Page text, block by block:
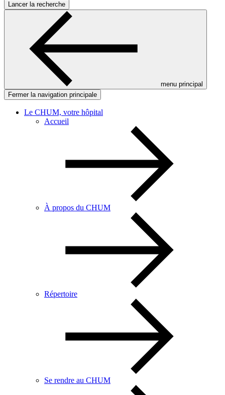
Lancer la recherche
menu principal
Fermer la navigation principale
Le CHUM, votre hôpital
Accueil
À propos du CHUM
Répertoire
Se rendre au CHUM